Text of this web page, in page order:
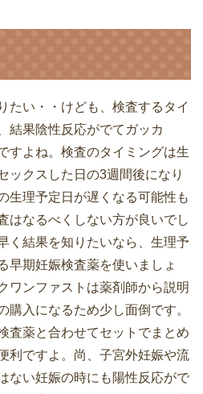
たい・・けども、検査するタイ
結果陰性反応がでてガッカ
すよね。検査のタイミングは生
ックスした日の3週間後になり
生理予定日が遅くなる可能性も
はなるべくしない方が良いでし
く結果を知りたいなら、生理予
早期妊娠検査薬を使いましょ
ワンファストは薬剤師から説明
購入になるため少し面倒です。
査薬と合わせてセットでまとめ
利ですよ。尚、子宮外妊娠や流
ない妊娠の時にも陽性反応がで